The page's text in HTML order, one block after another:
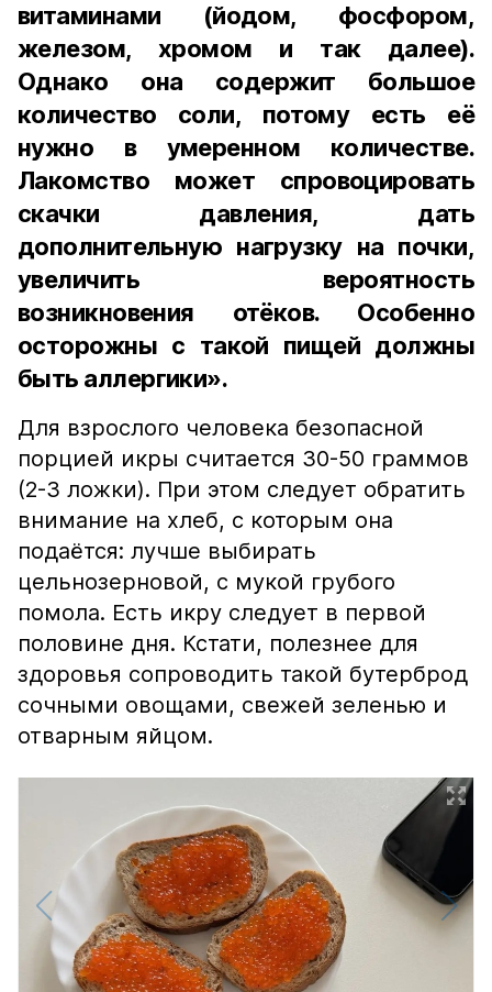
витаминами (йодом, фосфором,
железом, хромом и так далее).
Однако она содержит большое
количество соли, потому есть её
нужно в умеренном количестве.
Лакомство может спровоцировать
скачки давления, дать
дополнительную нагрузку на почки,
увеличить вероятность
возникновения отёков. Особенно
осторожны с такой пищей должны
быть аллергики».
Для взрослого человека безопасной
порцией икры считается 30-50 граммов
(2-3 ложки). При этом следует обратить
внимание на хлеб, с которым она
подаётся: лучше выбирать
цельнозерновой, с мукой грубого
помола. Есть икру следует в первой
половине дня. Кстати, полезнее для
здоровья сопроводить такой бутерброд
сочными овощами, свежей зеленью и
отварным яйцом.